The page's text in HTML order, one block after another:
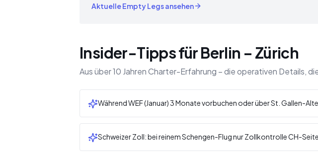
Aktuelle Empty Legs ansehen
Insider-Tipps für Berlin – Zürich
Aus über 10 Jahren Charter-Erfahrung – die operativen Details,
Während WEF (Januar) 3 Monate vorbuchen oder über St. Gallen-
Schweizer Zoll: bei reinem Schengen-Flug nur Zollkontrolle CH-Seite